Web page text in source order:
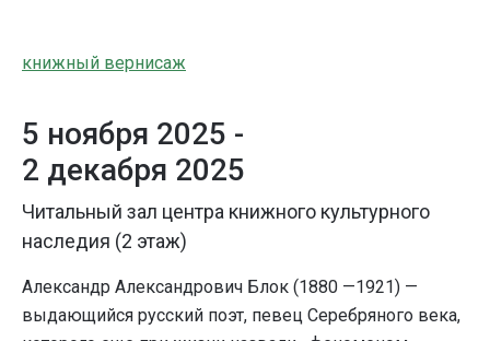
книжный вернисаж
5 ноября 2025 -
2 декабря 2025
Читальный зал центра книжного культурного
наследия (2 этаж)
Александр Александрович Блок (1880 —1921) —
выдающийся русский поэт, певец Серебряного века,